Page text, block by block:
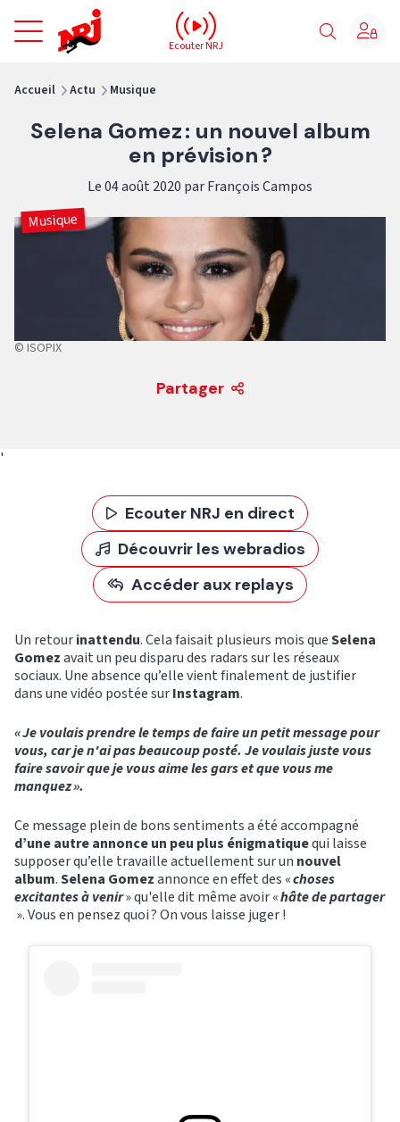
NRJ - Accueil
Ecouter NRJ
Accueil Actu Musique
Selena Gomez : un nouvel album
en prévision ?
Le 04 août 2020 par François Campos
Musique
© ISOPIX
Partager
'
Ecouter NRJ en direct
Découvrir les webradios
Accéder aux replays
Un retourinattendu. Cela faisait plusieurs mois queSelena
Gomezavait un peu disparu des radars sur les réseaux
sociaux. Une absence qu’elle vient finalement de justifier
dans une vidéo postée surInstagram.
« Je voulais prendre le temps de faire un petit message pour
vous, car je n'ai pas beaucoup posté. Je voulais juste vous
faire savoir que je vous aime les gars et que vous me
manquez ».
Ce message plein de bons sentiments a été accompagné
d’une autre annonce un peu plus énigmatiquequi laisse
supposer qu’elle travaille actuellement sur un nouvel
album.Selena Gomezannonce en effet des «choses
excitantes à venir» qu'elle dit même avoir «hâte de partager
». Vous en pensez quoi ? On vous laisse juger !